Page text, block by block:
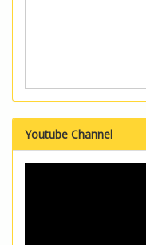
Youtube Channel